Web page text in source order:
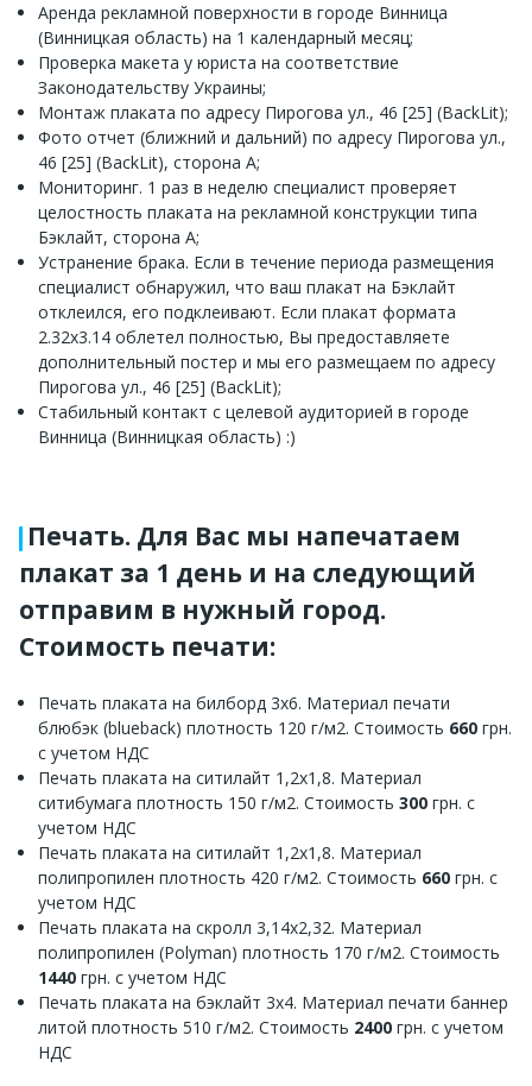
Аренда рекламной поверхности в городе Винница
(Винницкая область) на 1 календарный месяц;
Проверка макета у юриста на соответствие
Законодательству Украины;
Монтаж плаката по адресу Пирогова ул., 46 [25] (BackLit);
Фото отчет (ближний и дальний) по адресу Пирогова ул.,
46 [25] (BackLit), сторона A;
Мониторинг. 1 раз в неделю специалист проверяет
целостность плаката на рекламной конструкции типа
Бэклайт, сторона A;
Устранение брака. Если в течение периода размещения
специалист обнаружил, что ваш плакат на Бэклайт
отклеился, его подклеивают. Если плакат формата
2.32x3.14 облетел полностью, Вы предоставляете
дополнительный постер и мы его размещаем по адресу
Пирогова ул., 46 [25] (BackLit);
Стабильный контакт с целевой аудиторией в городе
Винница (Винницкая область) :)
Печать. Для Вас мы напечатаем
плакат за 1 день и на следующий
отправим в нужный город.
Стоимость печати:
Печать плаката на билборд 3х6. Материал печати
блюбэк (blueback) плотность 120 г/м2. Стоимость 660 грн.
с учетом НДС
Печать плаката на ситилайт 1,2х1,8. Материал
ситибумага плотность 150 г/м2. Стоимость 300 грн. с
учетом НДС
Печать плаката на ситилайт 1,2х1,8. Материал
полипропилен плотность 420 г/м2. Стоимость 660 грн. с
учетом НДС
Печать плаката на скролл 3,14х2,32. Материал
полипропилен (Polyman) плотность 170 г/м2. Стоимость
1440 грн. с учетом НДС
Печать плаката на бэклайт 3х4. Материал печати баннер
литой плотность 510 г/м2. Стоимость 2400 грн. с учетом
НДС